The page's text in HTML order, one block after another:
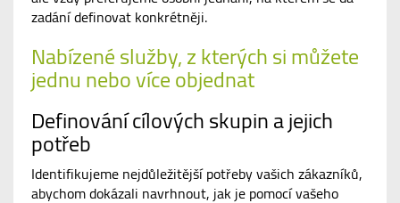
zadání definovat konkrétněji.
Nabízené služby, z kterých si můžete
jednu nebo více objednat
Definování cílových skupin a jejich
potřeb
Identifikujeme nejdůležitější potřeby vašich zákazníků,
abychom dokázali navrhnout, jak je pomocí vašeho